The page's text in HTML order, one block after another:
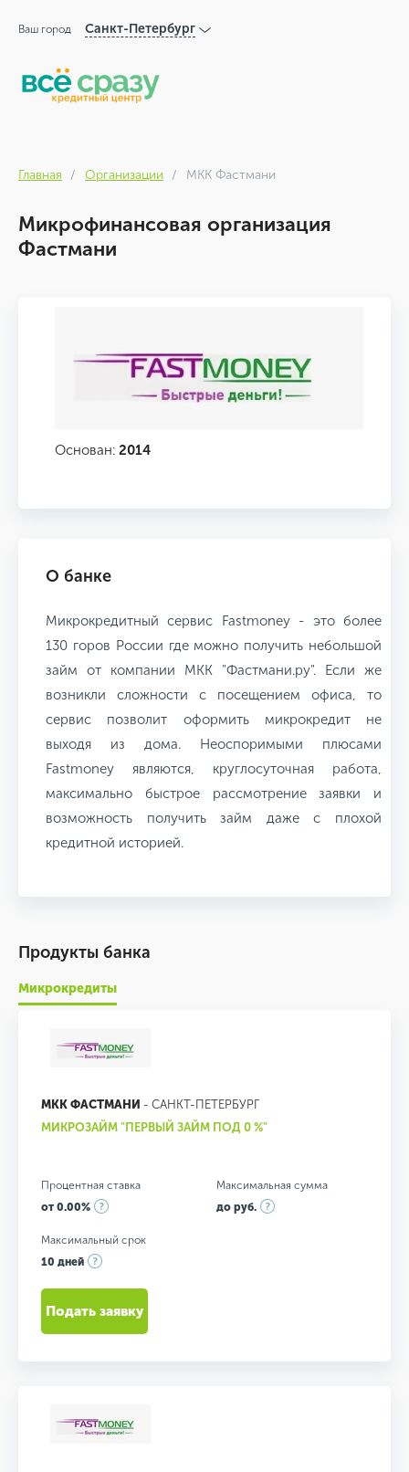
Ваш город Санкт-Петербург
Главная Организации МКК Фастмани
Микрофинансовая организация
Фастмани
Основан: 2014
О банке
Микрокредитный сервис Fastmoney - это более
130 горов России где можно получить небольшой
займ от компании МКК "Фастмани.ру". Если же
возникли сложности с посещением офиса, то
сервис позволит оформить микрокредит не
выходя из дома. Неоспоримыми плюсами
Fastmoney являются, круглосуточная работа,
максимально быстрое рассмотрение заявки и
возможность получить займ даже с плохой
кредитной историей.
Продукты банка
Микрокредиты
МКК ФАСТМАНИ - САНКТ-ПЕТЕРБУРГ
МИКРОЗАЙМ "ПЕРВЫЙ ЗАЙМ ПОД 0 %"
Процентная ставка
от 0.00%
Максимальная сумма
до руб.
Максимальный срок
10 дней
Подать заявку